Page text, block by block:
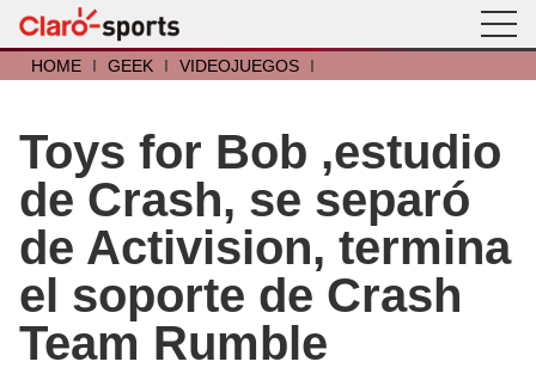
HOME I GEEK I VIDEOJUEGOS I
Toys for Bob ,estudio
de Crash, se separó
de Activision, termina
el soporte de Crash
Team Rumble